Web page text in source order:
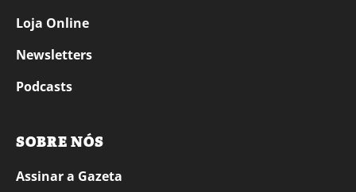
Loja Online
Newsletters
Podcasts
SOBRE NÓS
Assinar a Gazeta